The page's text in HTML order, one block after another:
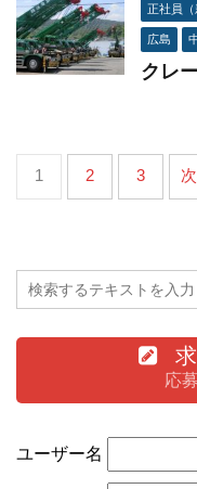
正社員（
広島
クレ
1 2 3
応
ユーザー名